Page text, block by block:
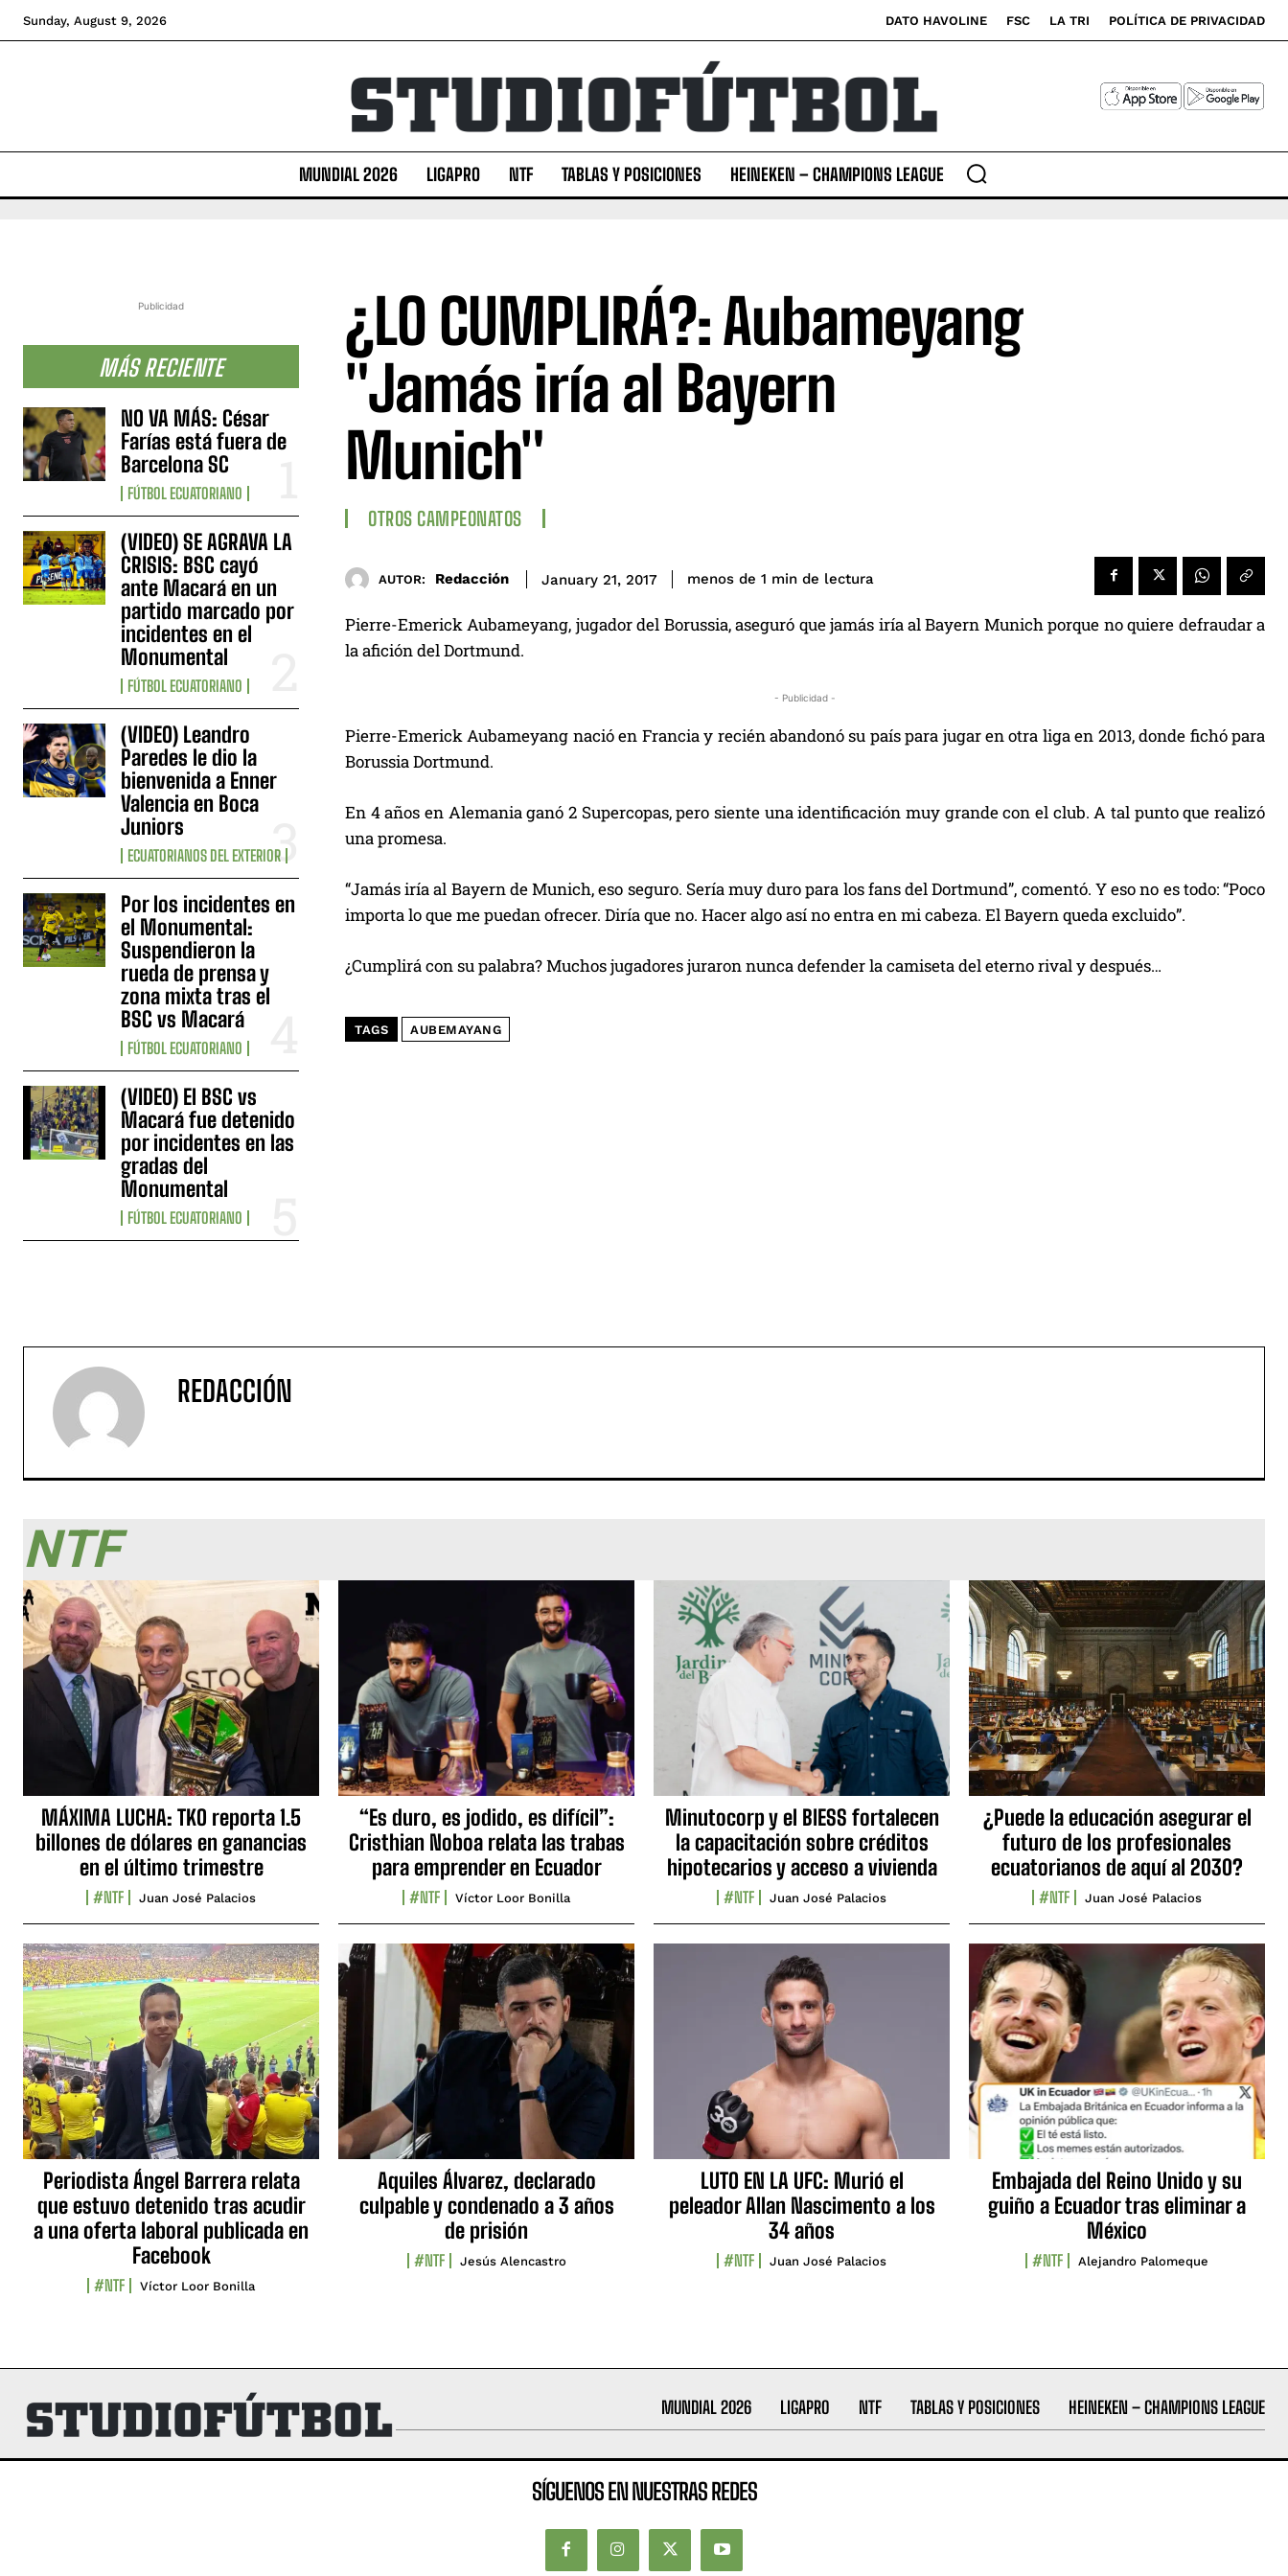
Sunday, August 9, 2026 DATO HAVOLINE FSC LA TRI POLÍTICA DE PRIVACIDAD
MUNDIAL 2026 LIGAPRO NTF TABLAS Y POSICIONES HEINEKEN – CHAMPIONS LEAGUE
Publicidad
MÁS RECIENTE
NO VA MÁS: César
Farías está fuera de
Barcelona SC
FÚTBOL ECUATORIANO
(VIDEO) SE AGRAVA LA
CRISIS: BSC cayó
ante Macará en un
partido marcado por
incidentes en el
Monumental
FÚTBOL ECUATORIANO
(VIDEO) Leandro
Paredes le dio la
bienvenida a Enner
Valencia en Boca
Juniors
ECUATORIANOS DEL EXTERIOR
Por los incidentes en
el Monumental:
Suspendieron la
rueda de prensa y
zona mixta tras el
BSC vs Macará
FÚTBOL ECUATORIANO
(VIDEO) El BSC vs
Macará fue detenido
por incidentes en las
gradas del
Monumental
FÚTBOL ECUATORIANO
¿LO CUMPLIRÁ?: Aubameyang
"Jamás iría al Bayern
Munich"
OTROS CAMPEONATOS
AUTOR: Redacción January 21, 2017 menos de 1 min de lectura
Pierre-Emerick Aubameyang, jugador del Borussia, aseguró que jamás iría al Bayern Munich porque no quiere defraudar a
la afición del Dortmund.
- Publicidad -
Pierre-Emerick Aubameyang nació en Francia y recién abandonó su país para jugar en otra liga en 2013, donde fichó para
Borussia Dortmund.
En 4 años en Alemania ganó 2 Supercopas, pero siente una identificación muy grande con el club. A tal punto que realizó
una promesa.
“Jamás iría al Bayern de Munich, eso seguro. Sería muy duro para los fans del Dortmund”, comentó. Y eso no es todo: “Poco
importa lo que me puedan ofrecer. Diría que no. Hacer algo así no entra en mi cabeza. El Bayern queda excluido”.
¿Cumplirá con su palabra? Muchos jugadores juraron nunca defender la camiseta del eterno rival y después…
TAGS AUBEMAYANG
REDACCIÓN
NTF
MÁXIMA LUCHA: TKO reporta 1.5
billones de dólares en ganancias
en el último trimestre
#NTF Juan José Palacios
“Es duro, es jodido, es difícil”:
Cristhian Noboa relata las trabas
para emprender en Ecuador
#NTF Víctor Loor Bonilla
Minutocorp y el BIESS fortalecen
la capacitación sobre créditos
hipotecarios y acceso a vivienda
#NTF Juan José Palacios
¿Puede la educación asegurar el
futuro de los profesionales
ecuatorianos de aquí al 2030?
#NTF Juan José Palacios
Periodista Ángel Barrera relata
que estuvo detenido tras acudir
a una oferta laboral publicada en
Facebook
#NTF Víctor Loor Bonilla
Aquiles Álvarez, declarado
culpable y condenado a 3 años
de prisión
#NTF Jesús Alencastro
LUTO EN LA UFC: Murió el
peleador Allan Nascimento a los
34 años
#NTF Juan José Palacios
Embajada del Reino Unido y su
guiño a Ecuador tras eliminar a
México
#NTF Alejandro Palomeque
MUNDIAL 2026 LIGAPRO NTF TABLAS Y POSICIONES HEINEKEN – CHAMPIONS LEAGUE
SÍGUENOS EN NUESTRAS REDES